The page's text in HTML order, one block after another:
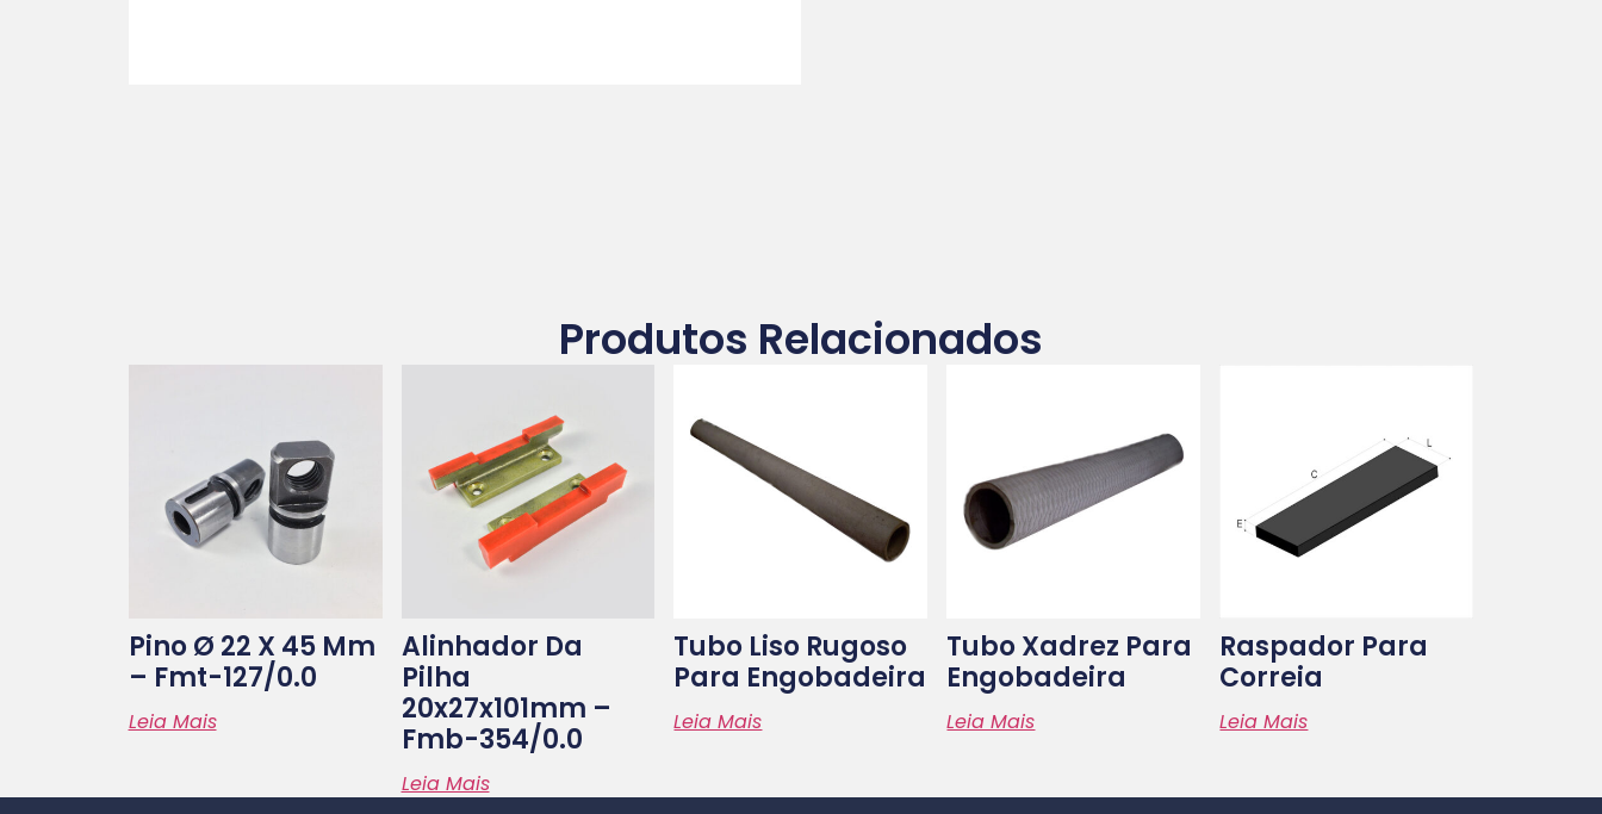
Produtos Relacionados
Pino Ø 22 X 45 Mm
– Fmt-127/0.0
Leia Mais
Alinhador Da
Pilha
20x27x101mm –
Fmb-354/0.0
Leia Mais
Tubo Liso Rugoso
Para Engobadeira
Leia Mais
Tubo Xadrez Para
Engobadeira
Leia Mais
Raspador Para
Correia
Leia Mais